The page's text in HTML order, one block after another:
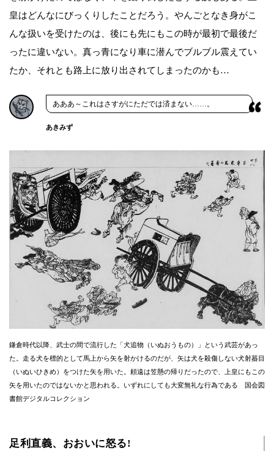
皇はどんなにびっくりしたことだろう。やんごとなき身がこ
んな扱いを受けたのは、後にも先にもこの時が最初で最後だ
ったに違いない。真っ青になり車に潜んでブルブル震えてい
たか、それとも路上に放り出されてしまったのかも…
あああ～これはさすがにただでは済まない……。
あきみず
鎌倉時代以降、武士の間で流行した「犬追物（いぬおうもの）」という武芸があっ
た。走る犬を標的として馬上から矢を射かけるのだが、矢は犬を殺傷しない犬射蟇目
（いぬいひきめ）をつけた矢を用いた。頼遠は笠懸の帰りだったので、上皇にもこの
矢を用いたのではないかと思われる。いずれにしても大変無礼な行為である 国会図
書館デジタルコレクション
足利直義、おおいに怒る!